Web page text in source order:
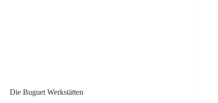
Die Buguet Werkstätten